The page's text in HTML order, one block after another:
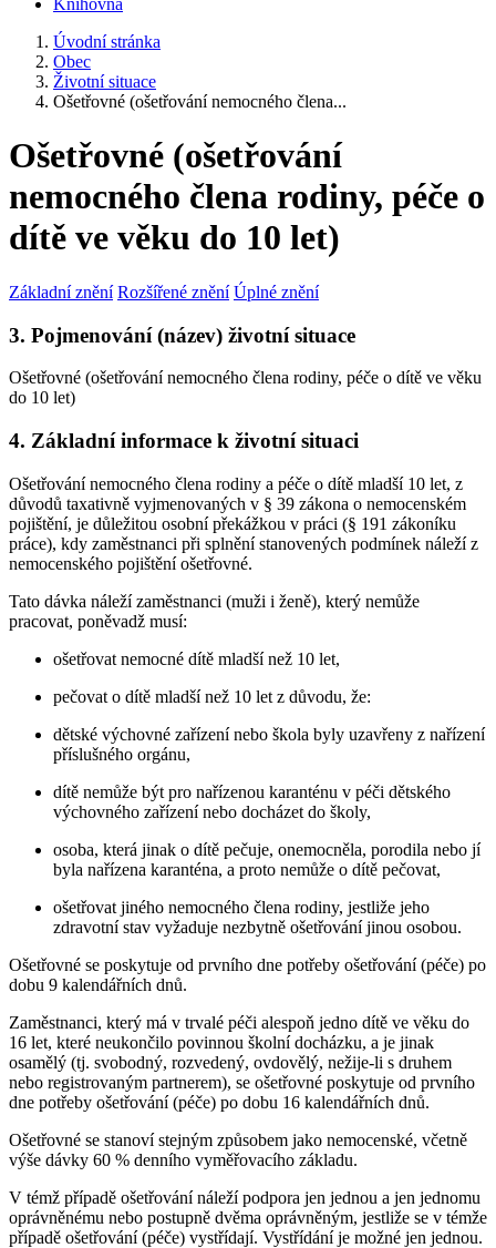
Knihovna
Úvodní stránka
Obec
Životní situace
Ošetřovné (ošetřování nemocného člena...
Ošetřovné (ošetřování
nemocného člena rodiny, péče o
dítě ve věku do 10 let)
Základní znění Rozšířené znění Úplné znění
3. Pojmenování (název) životní situace
Ošetřovné (ošetřování nemocného člena rodiny, péče o dítě ve věku
do 10 let)
4. Základní informace k životní situaci
Ošetřování nemocného člena rodiny a péče o dítě mladší 10 let, z
důvodů taxativně vyjmenovaných v § 39 zákona o nemocenském
pojištění, je důležitou osobní překážkou v práci (§ 191 zákoníku
práce), kdy zaměstnanci při splnění stanovených podmínek náleží z
nemocenského pojištění ošetřovné.
Tato dávka náleží zaměstnanci (muži i ženě), který nemůže
pracovat, poněvadž musí:
ošetřovat nemocné dítě mladší než 10 let,
pečovat o dítě mladší než 10 let z důvodu, že:
dětské výchovné zařízení nebo škola byly uzavřeny z nařízení
příslušného orgánu,
dítě nemůže být pro nařízenou karanténu v péči dětského
výchovného zařízení nebo docházet do školy,
osoba, která jinak o dítě pečuje, onemocněla, porodila nebo jí
byla nařízena karanténa, a proto nemůže o dítě pečovat,
ošetřovat jiného nemocného člena rodiny, jestliže jeho
zdravotní stav vyžaduje nezbytně ošetřování jinou osobou.
Ošetřovné se poskytuje od prvního dne potřeby ošetřování (péče) po
dobu 9 kalendářních dnů.
Zaměstnanci, který má v trvalé péči alespoň jedno dítě ve věku do
16 let, které neukončilo povinnou školní docházku, a je jinak
osamělý (tj. svobodný, rozvedený, ovdovělý, nežije-li s druhem
nebo registrovaným partnerem), se ošetřovné poskytuje od prvního
dne potřeby ošetřování (péče) po dobu 16 kalendářních dnů.
Ošetřovné se stanoví stejným způsobem jako nemocenské, včetně
výše dávky 60 % denního vyměřovacího základu.
V témž případě ošetřování náleží podpora jen jednou a jen jednomu
oprávněnému nebo postupně dvěma oprávněným, jestliže se v témže
případě ošetřování (péče) vystřídají. Vystřídání je možné jen jednou.